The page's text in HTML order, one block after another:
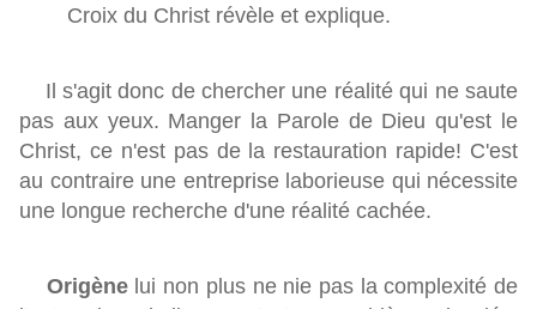
Croix du Christ révèle et explique.
Il s'agit donc de chercher une réalité qui ne saute
pas aux yeux. Manger la Parole de Dieu qu'est le
Christ, ce n'est pas de la restauration rapide! C'est
au contraire une entreprise laborieuse qui nécessite
une longue recherche d'une réalité cachée.
Origènelui non plus ne nie pas la complexité de